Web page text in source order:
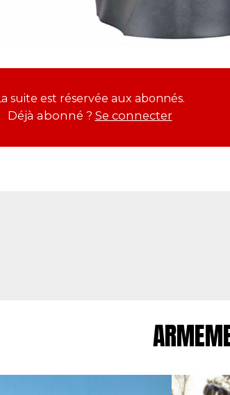
La suite est réservée aux abonnés.
Déjà abonné ? Se connecter